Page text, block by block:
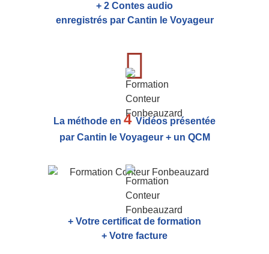
+ 2 Contes audio
enregistrés par Cantin le Voyageur
La méthode en 4Vidéos présentée
par Cantin le Voyageur + un QCM
+ Votre certificat de formation
+ Votre facture